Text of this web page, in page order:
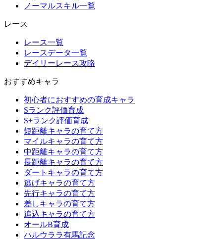
ノーマルスキル一覧
レース
レース一覧
レースデータ一覧
デイリーレース攻略
おすすめキャラ
初心者におすすめの育成キャラ
Sランク評価育成
S+ランク評価育成
短距離キャラの育て方
マイルキャラの育て方
中距離キャラの育て方
長距離キャラの育て方
ダートキャラの育て方
逃げキャラの育て方
先行キャラの育て方
差しキャラの育て方
追込キャラの育て方
オールB育成
ハルウララ有馬記念